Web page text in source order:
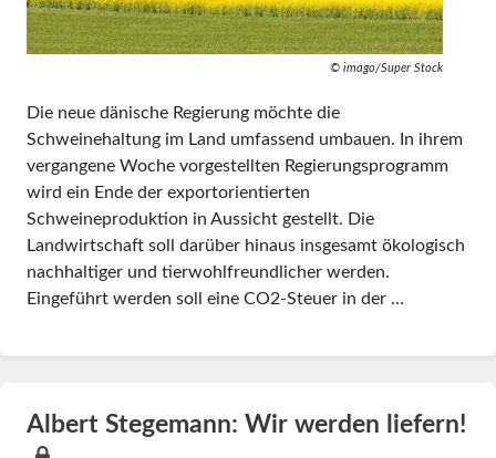
© imago/Super Stock
Die neue dänische Regierung möchte die
Schweinehaltung im Land umfassend umbauen. In ihrem
vergangene Woche vorgestellten Regierungsprogramm
wird ein Ende der exportorientierten
Schweineproduktion in Aussicht gestellt. Die
Landwirtschaft soll darüber hi­naus insgesamt ökologisch
nachhaltiger und tierwohlfreundlicher werden.
Eingeführt werden soll eine CO2-Steuer in der …
Albert Stegemann: Wir werden liefern!